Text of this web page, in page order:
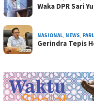
Waka DPR Sari
NASIONAL NEWS
Gerindra Tepis